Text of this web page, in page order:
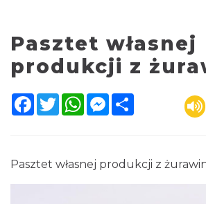
Pasztet własnej
produkcji z
Facebook
TwitterWhatsAppMessenger
Pasztet własnej produkcji z